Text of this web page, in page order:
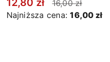
12,80 zł
16,00 zł
Najniższa cena:16,00 zł